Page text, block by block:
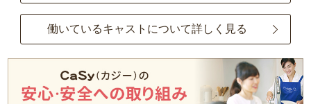
働いているキャストについて詳しく見る